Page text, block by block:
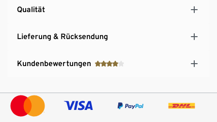
Qualität
Lieferung & Rücksendung
Kundenbewertungen